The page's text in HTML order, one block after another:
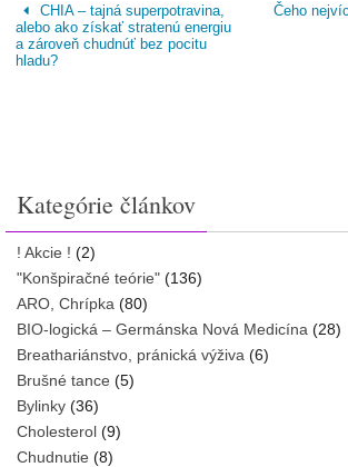
CHIA – tajná superpotravina,
alebo ako získať stratenú energiu
a zároveň chudnúť bez pocitu
hladu?
Čeho
Kategórie článkov
! Akcie ! (2)
"Konšpiračné teórie" (136)
ARO, Chrípka (80)
BIO-logická – Germánska Nová Medicína (28)
Breathariánstvo, pránická výživa (6)
Brušné tance (5)
Bylinky (36)
Cholesterol (9)
Chudnutie (8)